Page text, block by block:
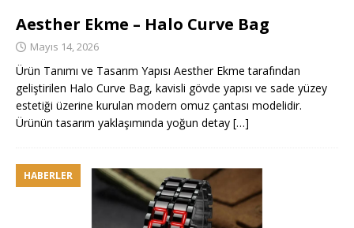
Aesther Ekme – Halo Curve Bag
Mayıs 14, 2026
Ürün Tanımı ve Tasarım Yapısı Aesther Ekme tarafından
geliştirilen Halo Curve Bag, kavisli gövde yapısı ve sade yüzey
estetiği üzerine kurulan modern omuz çantası modelidir.
Ürünün tasarım yaklaşımında yoğun detay […]
HABERLER